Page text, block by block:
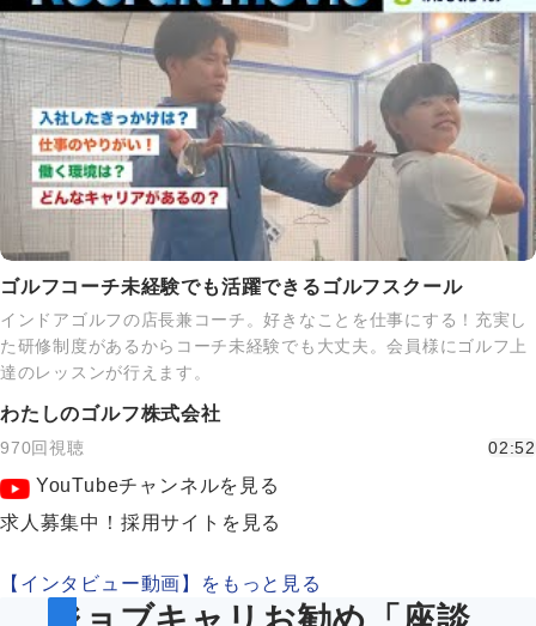
ゴルフコーチ未経験でも活躍できるゴルフスクール
インドアゴルフの店長兼コーチ。好きなことを仕事にする！充実し
た研修制度があるからコーチ未経験でも大丈夫。会員様にゴルフ上
達のレッスンが行えます。
わたしのゴルフ株式会社
970回視聴 02:52
YouTubeチャンネルを見る
求人募集中！採用サイトを見る
【インタビュー動画】をもっと見る